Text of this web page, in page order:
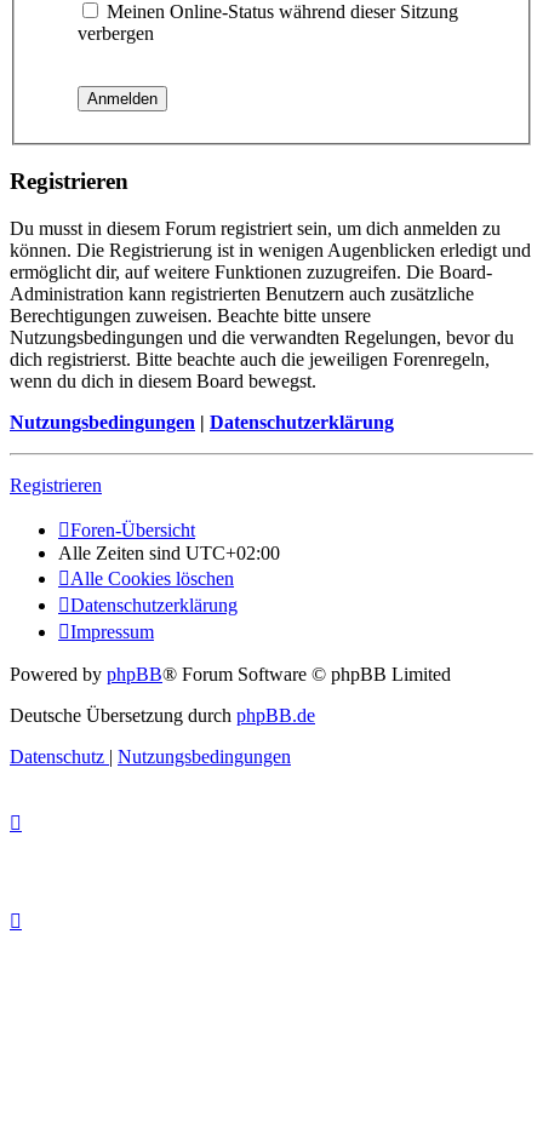
Meinen Online-Status während dieser Sitzung
verbergen
Registrieren
Du musst in diesem Forum registriert sein, um dich anmelden zu
können. Die Registrierung ist in wenigen Augenblicken erledigt und
ermöglicht dir, auf weitere Funktionen zuzugreifen. Die Board-
Administration kann registrierten Benutzern auch zusätzliche
Berechtigungen zuweisen. Beachte bitte unsere
Nutzungsbedingungen und die verwandten Regelungen, bevor du
dich registrierst. Bitte beachte auch die jeweiligen Forenregeln,
wenn du dich in diesem Board bewegst.
Nutzungsbedingungen | Datenschutzerklärung
Registrieren
Foren-Übersicht
Alle Zeiten sind UTC+02:00
Alle Cookies löschen
Datenschutzerklärung
Impressum
Powered by phpBB® Forum Software © phpBB Limited
Deutsche Übersetzung durch phpBB.de
Datenschutz | Nutzungsbedingungen